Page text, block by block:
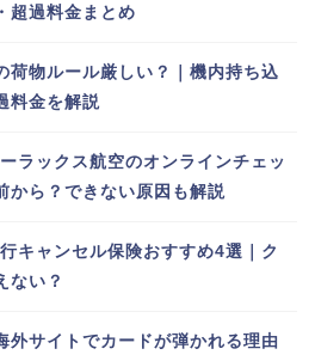
超過料金まとめ
荷物ルール厳しい？｜機内持ち込
料金を解説
ラックス航空のオンラインチェッ
から？できない原因も解説
キャンセル保険おすすめ4選｜ク
ない？
サイトでカードが弾かれる理由